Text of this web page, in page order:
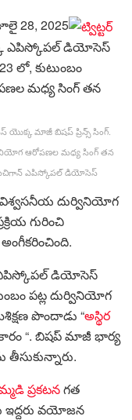
28, 2025
మాజీ బిషప్ ప్రిన్స్ సింగ్.
ఆరోపణల మధ్య సింగ్ తన
మిచిగాన్ ఎపిస్కోపల్ డియోసెస్
విశ్వసనీయ దుర్వినియోగ
గురించి
డియోసెస్
పట్ల దుర్వినియోగ
పొందాడు “అస్థిర
“. బిషప్ మాజీ భార్య
ప్రకటనగత
వయోజన